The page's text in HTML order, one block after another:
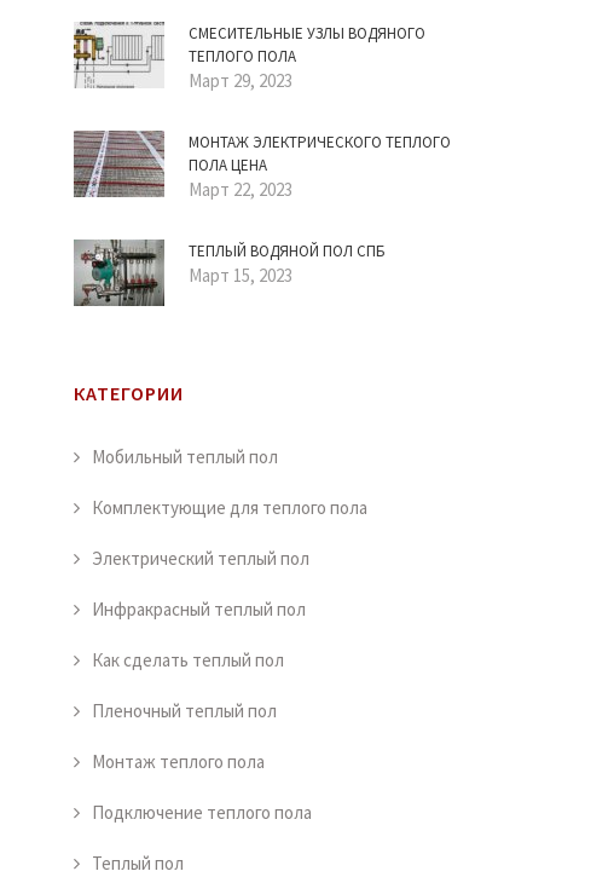
СМЕСИТЕЛЬНЫЕ УЗЛЫ ВОДЯНОГО
ТЕПЛОГО ПОЛА
Март 29, 2023
МОНТАЖ ЭЛЕКТРИЧЕСКОГО ТЕПЛОГО
ПОЛА ЦЕНА
Март 22, 2023
ТЕПЛЫЙ ВОДЯНОЙ ПОЛ СПБ
Март 15, 2023
КАТЕГОРИИ
Мобильный теплый пол
Комплектующие для теплого пола
Электрический теплый пол
Инфракрасный теплый пол
Как сделать теплый пол
Пленочный теплый пол
Монтаж теплого пола
Подключение теплого пола
Теплый пол